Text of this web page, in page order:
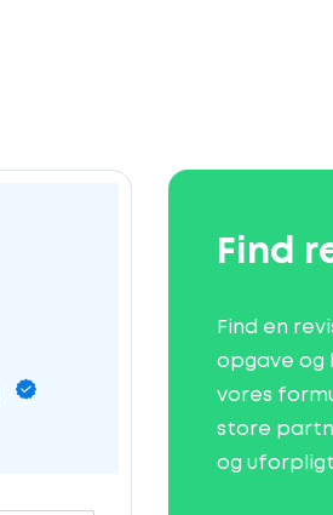
Find
Find en
opgave og
vores
store
og